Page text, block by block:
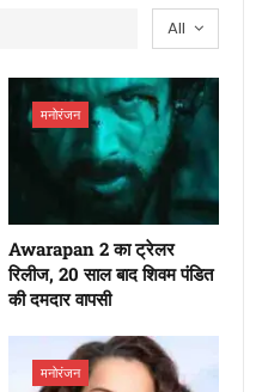
All
मनोरंजन
Awarapan 2 का ट्रेलर
रिलीज, 20 साल बाद शिवम पंडित
की दमदार वापसी
मनोरंजन